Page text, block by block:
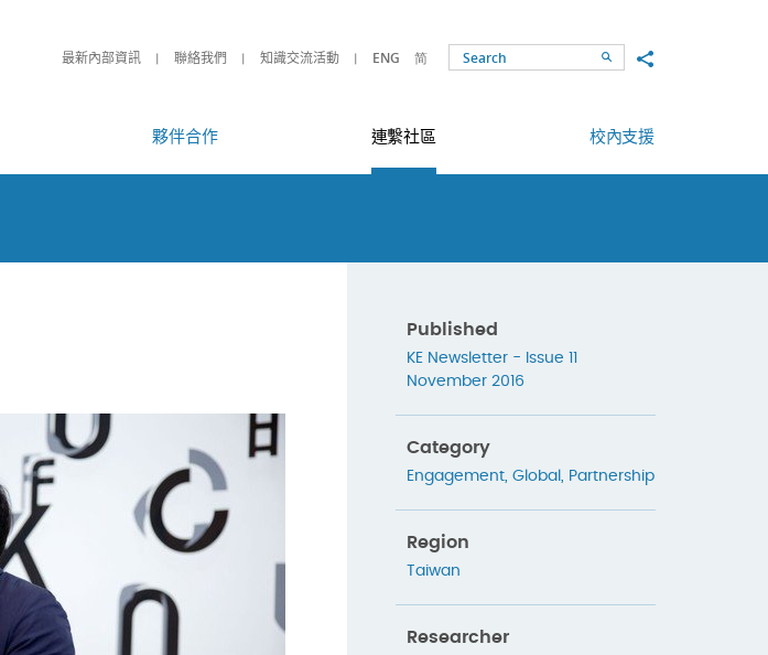
最新內部資訊 聯絡我們 知識交流活動 ENG 简 SearchShare to
夥伴合作 連繫社區 校內支援
Published
KE Newsletter - Issue 11
November 2016
Category
Engagement, Global , Partnership
Region
Taiwan
Researcher